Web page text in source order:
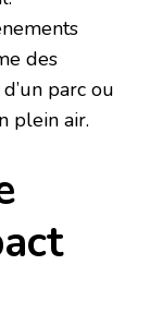
des
parc ou
plein air.